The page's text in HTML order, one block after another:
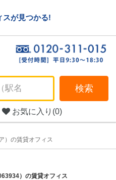
スが見つかる!
検索
お気に入り (0)
）の賃貸オフィス
）の賃貸オフィス